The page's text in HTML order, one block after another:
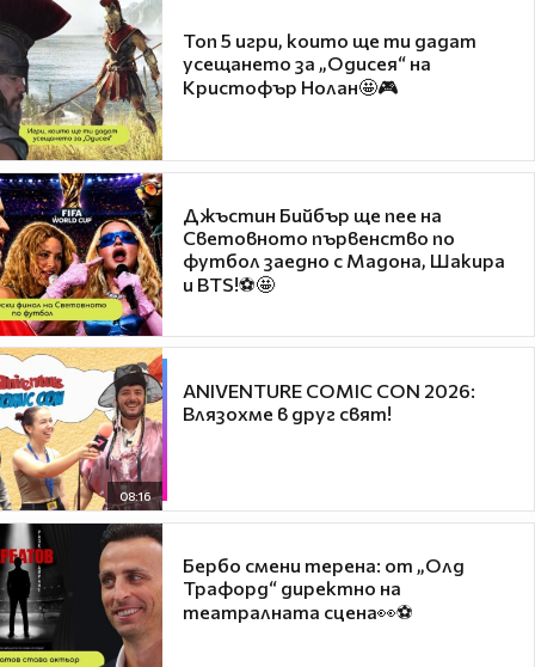
Топ 5 игри, които ще ти дадат
усещането за „Одисея“ на
Кристофър Нолан🤩🎮
Джъстин Бийбър ще пее на
Световното първенство по
футбол заедно с Мадона, Шакира
и BTS!⚽🤩
08:16
ANIVENTURE COMIC CON 2026:
Влязохме в друг свят!
Бербо смени терена: от „Олд
Трафорд“ директно на
театралната сцена👀⚽